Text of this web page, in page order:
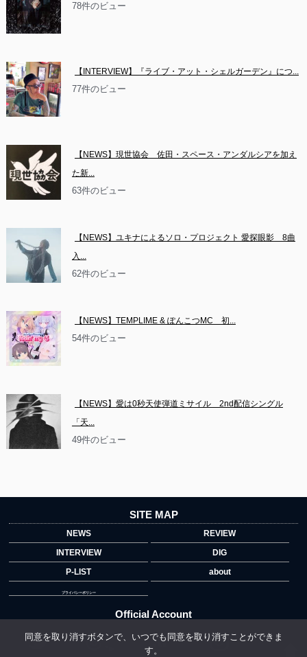
78件のビュー
【INTERVIEW】『ライブ・アット・シェルガーデン』につ...
77件のビュー
【NEWS】現世協会　佐田・スペース・アンダルシアを加え
た新...
63件のビュー
【NEWS】ユキナによるソロ・プロジェクト 愛探眼影　8曲
入...
62件のビュー
【NEWS】TEMPLIME & ぽんこつMC　初...
54件のビュー
【NEWS】愛は0秒天使弾道ミサイル　2nd配信シングル
「天...
49件のビュー
SITE MAP
NEWS
REVIEW
INTERVIEW
DIG
P-LIST
about
プライバシーポリシー
Official Account
同意を取り消すボタンで、いつでも同意を取り消すことができま
す。